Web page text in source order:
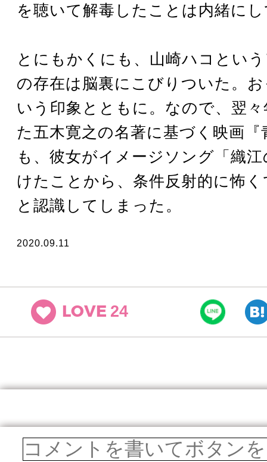
を聴いて解毒したことは内緒に
とにもかくにも、山崎ハコとい
の存在は脳裏にこびりついた。
いう印象とともに。なので、翌
た五木寛之の名著に基づく映画『
も、彼女がイメージソング「織
けたことから、条件反射的に怖
と認識してしまった。
2020.09.11
LOVE 24